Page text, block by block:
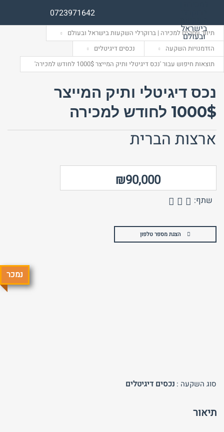
0723971642
שם משתמש (אנגלית)
סיסמה
שם משתמש (אנגלית)
אימייל
תיווך עסקים למכירה | ברוקרלי השקעות בישראל ובעולם
הזדמנויות השקעה
נכסים דיגיטלים
תוצאות חיפוש עבור 'נכס דיגיטלי ותיק המייצר 1000$ לחודש למכירה'
נכס דיגיטלי ותיק המייצר
1000$ לחודש למכירה
ארצות הברית
₪90,000
שתף:
הצגת מספר טלפון
נמכר
סוג השקעה : נכסים דיגיטלים
תיאור